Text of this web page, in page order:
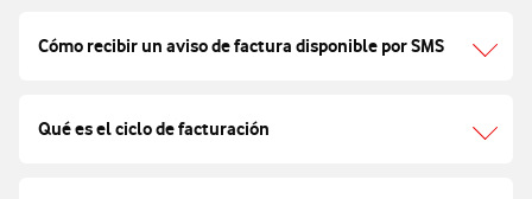
Cómo recibir un aviso de factura disponible por SMS
Qué es el ciclo de facturación